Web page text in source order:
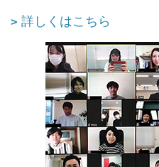
詳しくはこちら